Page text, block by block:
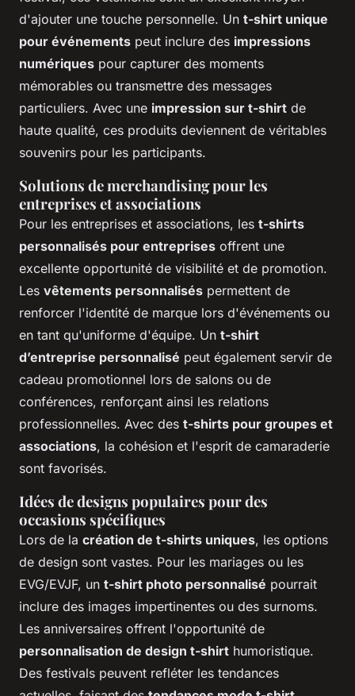
d'ajouter une touche personnelle. Un t-shirt unique
pour événements peut inclure des impressions
numériques pour capturer des moments
mémorables ou transmettre des messages
particuliers. Avec une impression sur t-shirt de
haute qualité, ces produits deviennent de véritables
souvenirs pour les participants.
Solutions de merchandising pour les
entreprises et associations
Pour les entreprises et associations, les t-shirts
personnalisés pour entreprises offrent une
excellente opportunité de visibilité et de promotion.
Les vêtements personnalisés permettent de
renforcer l'identité de marque lors d'événements ou
en tant qu'uniforme d'équipe. Un t-shirt
d’entreprise personnalisé peut également servir de
cadeau promotionnel lors de salons ou de
conférences, renforçant ainsi les relations
professionnelles. Avec des t-shirts pour groupes et
associations, la cohésion et l'esprit de camaraderie
sont favorisés.
Idées de designs populaires pour des
occasions spécifiques
Lors de la création de t-shirts uniques, les options
de design sont vastes. Pour les mariages ou les
EVG/EVJF, un t-shirt photo personnalisé pourrait
inclure des images impertinentes ou des surnoms.
Les anniversaires offrent l'opportunité de
personnalisation de design t-shirt humoristique.
Des festivals peuvent refléter les tendances